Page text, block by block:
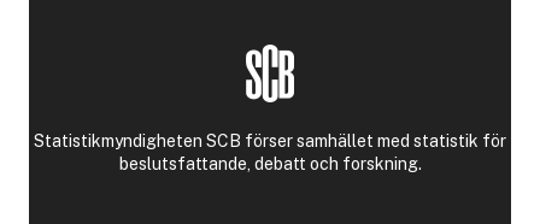
Statistikmyndigheten SCB förser samhället med statistik för
beslutsfattande, debatt och forskning.